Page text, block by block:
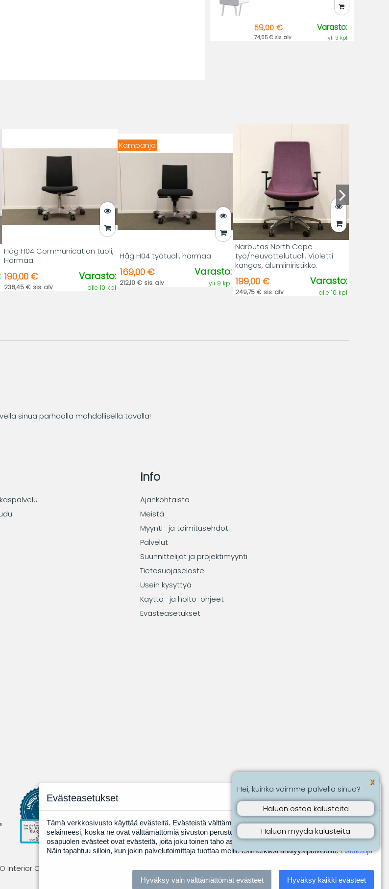
59,00 €
74,05 € sis. alv
Varasto:
yli 9 kpl
Håg H04 Communication tuoli,
Harmaa
190,00 €
238,45 € sis. alv
Varasto:
alle 10 kpl
Kampanja
Håg H04 työtuoli, harmaa
169,00 €
212,10 € sis. alv
Varasto:
yli 9 kpl
Narbutas North Cape
työ/neuvottelutuoli. Violetti
kangas, alumiiniristikko.
199,00 €
249,75 € sis. alv
Varasto:
alle 10 kpl
sinua parhaalla mahdollisella tavalla!
Info
Ajankohtaista
Meistä
Myynti- ja toimitusehdot
Palvelut
Suunnittelijat ja projektimyynti
Tietosuojaseloste
Usein kysyttyä
Käyttö- ja hoito-ohjeet
Evästeasetukset
Interior Oy. All rights reserved · Powered byLiteCart®
X
Hei, kuinka voimme palvella sinua?
Haluan ostaa kalusteita
Haluan myydä kalusteita
Evästeasetukset
Tämä verkkosivusto käyttää evästeitä. Evästeistä välttämättömiksi luokitellut evästeet tallennetaan
selaimeesi, koska ne ovat välttämättömiä sivuston perustoimintoja varten. Muut, kolmannen
osapuolen evästeet ovat evästeitä, joita joku toinen taho asentaa laitteeseen meidän puolestamme.
Näin tapahtuu silloin, kun jokin palvelutoimittaja tuottaa meille esimerkiksi analyysipalveluita.Lisätietoja
Hyväksy vain välttämättömät evästeet Hyväksy kaikki evästeet